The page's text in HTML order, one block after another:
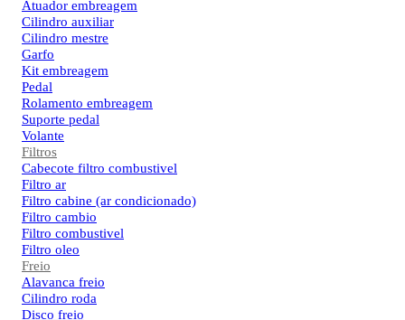
Atuador embreagem
Cilindro auxiliar
Cilindro mestre
Garfo
Kit embreagem
Pedal
Rolamento embreagem
Suporte pedal
Volante
Filtros
Cabecote filtro combustivel
Filtro ar
Filtro cabine (ar condicionado)
Filtro cambio
Filtro combustivel
Filtro oleo
Freio
Alavanca freio
Cilindro roda
Disco freio